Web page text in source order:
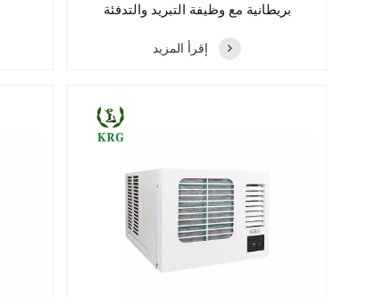
بريطانية مع وظيفة التبريد والتدفئة
إقرأ المزيد